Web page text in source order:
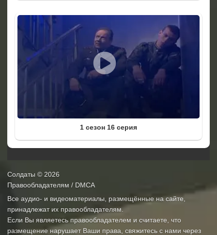
1 сезон 16 серия
Солдаты © 2026
Правообладателям / DMCA
Все аудио- и видеоматериалы, размещённые на сайте,
принадлежат их правообладателям.
Если Вы являетесь правообладателем и считаете, что
размещение нарушает Ваши права, свяжитесь с нами через